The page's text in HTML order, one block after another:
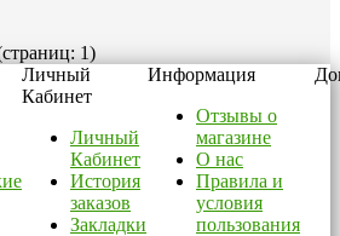
1)
Личный
Кабинет
Личный
Кабинет
История
заказов
Закладки
Информация
Отзывы о
магазине
О нас
Правила и
условия
пользования